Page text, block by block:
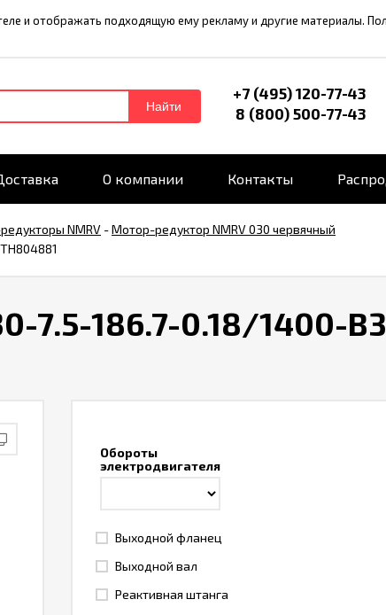
и отображать подходящую ему рекламу и другие материалы.
Найти
+7 (495) 120-77-43
8 (800) 500-77-43
О компании Контакты
NMRV -Мотор-редуктор NMRV 030 червячный
7.5-186.7-0.18/1400-
Обороты
электродвигателя
Выходной фланец
Выходной вал
Реактивная штанга